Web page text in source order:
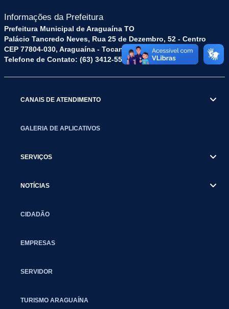
Informações da Prefeitura
Prefeitura Municipal de Araguaína TO
Palácio Tancredo Neves, Rua 25 de Dezembro, 52 - Centro
CEP 77804-030, Araguaína - Tocantins.
Telefone de Contato: (63) 3412-5572
CANAIS DE ATENDIMENTO
GALERIA DE APLICATIVOS
SERVIÇOS
NOTÍCIAS
CIDADÃO
EMPRESAS
SERVIDOR
TURISMO ARAGUAÍNA